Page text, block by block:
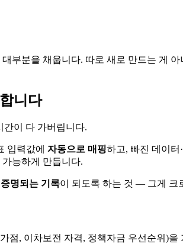
부분을 채웁니다. 따로 새로 만드는 게
니다
간이 다 가버립니다.
입력값에 자동으로 매핑하고, 빠진 데이
능하게 만듭니다.
명되는 기록이 되도록 하는 것 — 그게 크
점, 이차보전 자격, 정책자금 우선순위)